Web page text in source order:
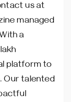
us at
managed
a
platform to
Our talented